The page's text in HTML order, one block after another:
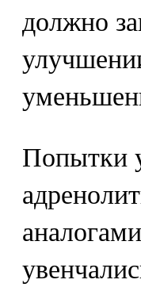
должно
Попытки